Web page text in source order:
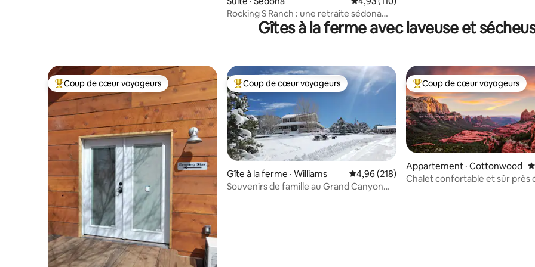
Rocking S Ranch : une retraite sédona
Gîtes à la ferme avec laveuse et
Coup de cœur voyageurs parmi les plus aimés
Coup de cœur voyageurs Coup de cœur voyageurs parmi les plus aimés
Coup de cœur voyageurs
Gîte à la ferme · Williams Note moyenne de 4,96 sur 5, 218
4,96 (218)
Souvenirs de famille au Grand Canyon
Coup de cœur voyageurs
Coup de cœur voyageurs
Appartement · Cottonwood
Chalet confortable et sûr près